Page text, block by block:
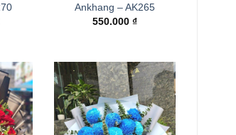
Ankhang – AK265
550.000 ₫